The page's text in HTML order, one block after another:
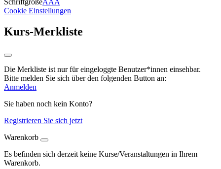
SchriftgrößeAAA
Cookie Einstellungen
Kurs-Merkliste
Die Merkliste ist nur für eingeloggte Benutzer*innen einsehbar.
Bitte melden Sie sich über den folgenden Button an:
Anmelden
Sie haben noch kein Konto?
Registrieren Sie sich jetzt
Warenkorb
Es befinden sich derzeit keine Kurse/Veranstaltungen in Ihrem
Warenkorb.